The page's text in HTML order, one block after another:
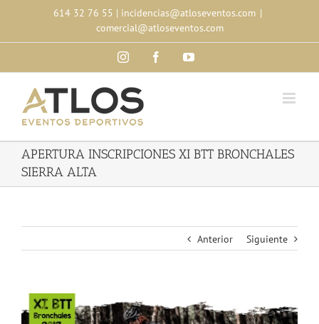
content
614 32 76 55 | incidencias@atloseventos.com |
comercial@atloseventos.com
InstagramFacebookYouTube
APERTURA INSCRIPCIONES XI BTT BRONCHALES
SIERRA ALTA
Anterior Siguiente
Ver
imagen